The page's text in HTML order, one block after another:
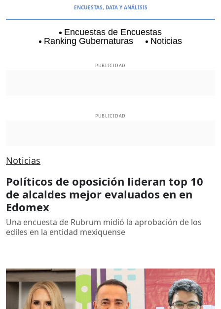
ENCUESTAS, DATA Y ANÁLISIS
Encuestas de Encuestas
Ranking Gubernaturas
Noticias
PUBLICIDAD
PUBLICIDAD
Noticias
Políticos de oposición lideran top 10
de alcaldes mejor evaluados en en
Edomex
Una encuesta de Rubrum midió la aprobación de los
ediles en la entidad mexiquense